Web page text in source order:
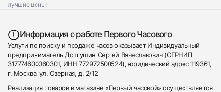
лучшие цены!
Информация о работе Первого Часового
Услуги по поиску и продаже часов оказывает Индивидуальный
предприниматель Долгушин Сергей Вячеславович (ОГРНИП
317774600060301, ИНН 772972500524), юридический адрес 119361,
г. Москва, ул. Озерная, д. 2/12
Реализация товаров в магазине «Первый часовой» осуществляется